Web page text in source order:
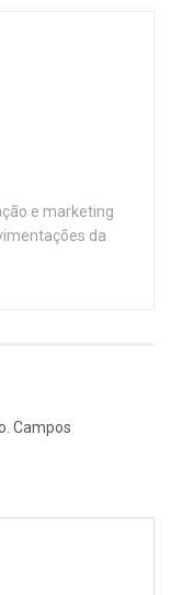
e marketing
da
Campos